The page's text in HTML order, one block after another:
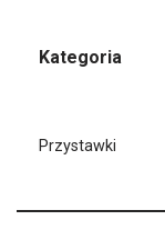
Kategoria
Przystawki